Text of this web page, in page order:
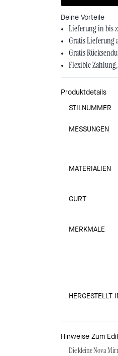
Deine Vorteile
Lieferung in bis
Gratis Lieferung
Gratis
Flexible
Produktdetails
STILNUMMER
MESSUNGEN
MATERIALIEN
GURT
MERKMALE
HERGESTELLT
Hinweise Zum
Die kleine Nova